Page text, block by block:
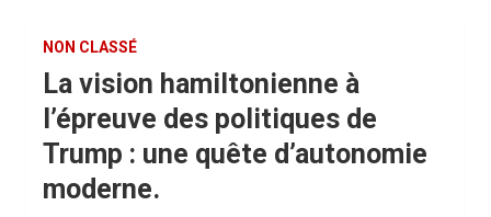
NON CLASSÉ
La vision hamiltonienne à
l’épreuve des politiques de
Trump : une quête d’autonomie
moderne.